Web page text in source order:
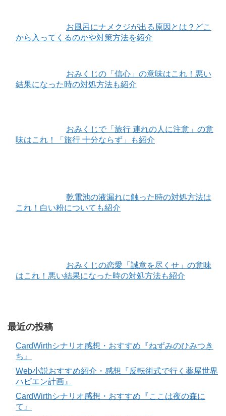
お風呂にナメクジが出る原因とは？どこ
から入ってくるのかや対策方法を紹介
おみくじの「信心」の意味はこれ！悪い
結果になった時の対処方法も紹介
おみくじで「旅行 連れの人に注意」の意
味はこれ！「旅行 十分ならず」も紹介
乾電池の液漏れに触った時の対処方法は
これ！白い粉についても紹介
おみくじの恋愛「誠意を尽くせ」の意味
はこれ！悪い結果になった時の対処方法も紹介
最近の投稿
CardWirthシナリオ感想・おすすめ『ねずみのひみつき
ち』
Web小説おすすめ紹介・感想『反転術式で行く薬屋世界
ハピエン計画』
CardWirthシナリオ感想・おすすめ『ここは夜の森に
て』